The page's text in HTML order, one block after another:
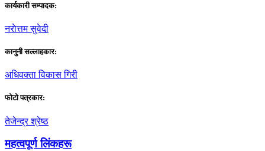
कार्यकारी सम्पादक:
नराेत्तम सुवेदी
कानुनी सल्लाहकार:
अधिवक्ता विकास गिरी
फाेटाे पत्रकार:
तेजेन्द्र श्रेष्ठ
महत्वपूर्ण लिंकहरू